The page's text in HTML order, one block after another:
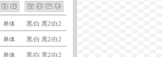
单体 黑/白 黑2/白2
单体 黑/白 黑2/白2
单体 黑/白 黑2/白2